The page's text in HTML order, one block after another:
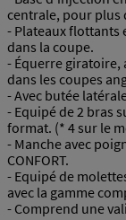
centrale, pour plus
- Plateaux flottants
dans la coupe.
- Équerre giratoire,
dans les coupes
- Avec butée
- Equipé de 2 bras
format. (* 4 sur le
- Manche avec
CONFORT.
- Equipé de
avec la gamme
- Comprend une